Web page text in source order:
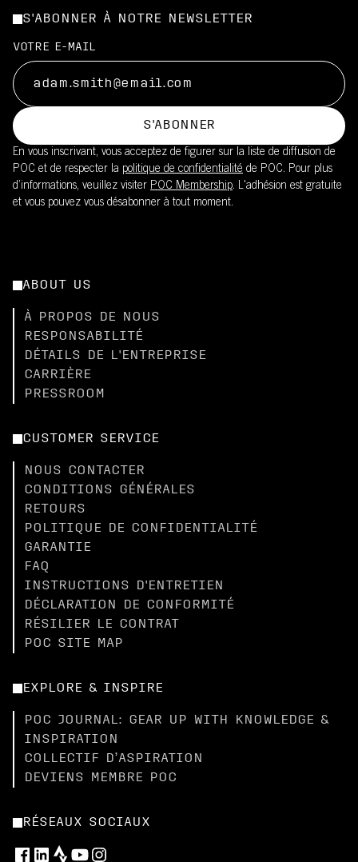
S'ABONNER À NOTRE NEWSLETTER
VOTRE E-MAIL
S'ABONNER
En vous inscrivant, vous acceptez de figurer sur la liste de diffusion de
POC et de respecter la politique de confidentialité de POC. Pour plus
d’informations, veuillez visiter POC Membership. L'adhésion est gratuite
et vous pouvez vous désabonner à tout moment.
ABOUT US
À PROPOS DE NOUS
RESPONSABILITÉ
DÉTAILS DE L'ENTREPRISE
CARRIÈRE
PRESSROOM
CUSTOMER SERVICE
NOUS CONTACTER
CONDITIONS GÉNÉRALES
RETOURS
POLITIQUE DE CONFIDENTIALITÉ
GARANTIE
FAQ
INSTRUCTIONS D'ENTRETIEN
DÉCLARATION DE CONFORMITÉ
RÉSILIER LE CONTRAT
POC SITE MAP
EXPLORE & INSPIRE
POC JOURNAL: GEAR UP WITH KNOWLEDGE &
INSPIRATION
COLLECTIF D’ASPIRATION
DEVIENS MEMBRE POC
RÉSEAUX SOCIAUX